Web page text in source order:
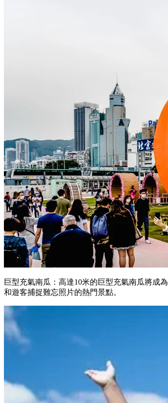
巨型充氣南瓜：高達10米的巨型充氣南瓜將成
和遊客捕捉難忘照片的熱門景點。